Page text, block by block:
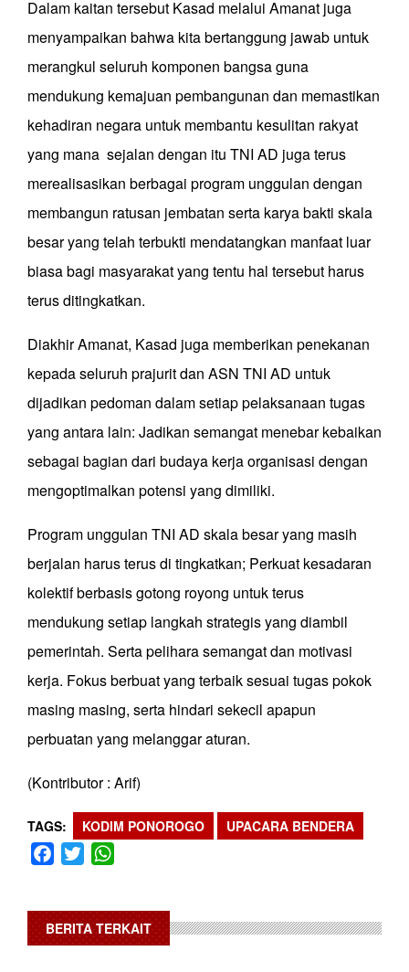
Dalam kaitan tersebut Kasad melalui Amanat juga
menyampaikan bahwa kita bertanggung jawab untuk
merangkul seluruh komponen bangsa guna
mendukung kemajuan pembangunan dan memastikan
kehadiran negara untuk membantu kesulitan rakyat
yang mana sejalan dengan itu TNI AD juga terus
merealisasikan berbagai program unggulan dengan
membangun ratusan jembatan serta karya bakti skala
besar yang telah terbukti mendatangkan manfaat luar
biasa bagi masyarakat yang tentu hal tersebut harus
terus ditingkatkan.
Diakhir Amanat, Kasad juga memberikan penekanan
kepada seluruh prajurit dan ASN TNI AD untuk
dijadikan pedoman dalam setiap pelaksanaan tugas
yang antara lain: Jadikan semangat menebar kebaikan
sebagai bagian dari budaya kerja organisasi dengan
mengoptimalkan potensi yang dimiliki.
Program unggulan TNI AD skala besar yang masih
berjalan harus terus di tingkatkan; Perkuat kesadaran
kolektif berbasis gotong royong untuk terus
mendukung setiap langkah strategis yang diambil
pemerintah. Serta pelihara semangat dan motivasi
kerja. Fokus berbuat yang terbaik sesuai tugas pokok
masing masing, serta hindari sekecil apapun
perbuatan yang melanggar aturan.
(Kontributor : Arif)
TAGS KODIM PONOROGO UPACARA BENDERA
Facebook
Twitter
BERITA TERKAIT